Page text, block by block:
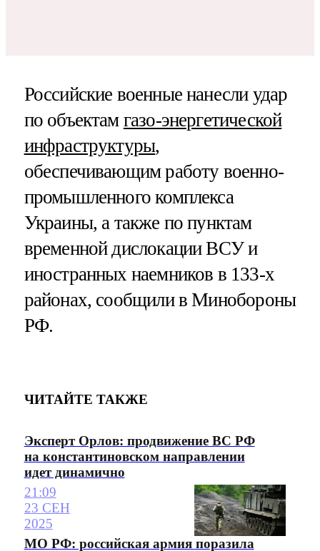
Российские военные нанесли удар
по объектам газо-энергетической
инфраструктуры,
обеспечивающим работу военно-
промышленного комплекса
Украины, а также по пунктам
временной дислокации ВСУ и
иностранных наемников в 133-х
районах, сообщили в Минобороны
РФ.
ЧИТАЙТЕ ТАКЖЕ
Эксперт Орлов: продвижение ВС РФ
на константиновском направлении
идет динамично
21:09
23 СЕН
2025
МО РФ: российская армия поразила